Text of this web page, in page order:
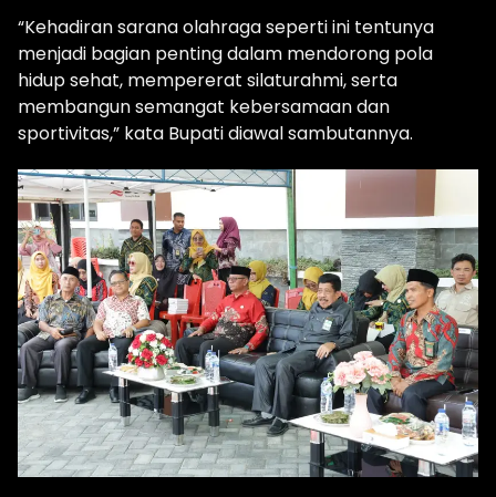
“Kehadiran sarana olahraga seperti ini tentunya
menjadi bagian penting dalam mendorong pola
hidup sehat, mempererat silaturahmi, serta
membangun semangat kebersamaan dan
sportivitas,” kata Bupati diawal sambutannya.